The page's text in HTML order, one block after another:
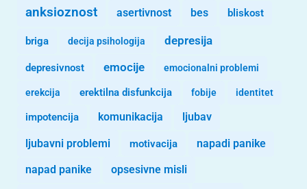
anksioznost asertivnost bes bliskost
briga decija psihologija depresija
depresivnost emocije emocionalni problemi
erekcija erektilna disfunkcija fobije identitet
impotencija komunikacija ljubav
ljubavni problemi motivacija napadi panike
napad panike opsesivne misli